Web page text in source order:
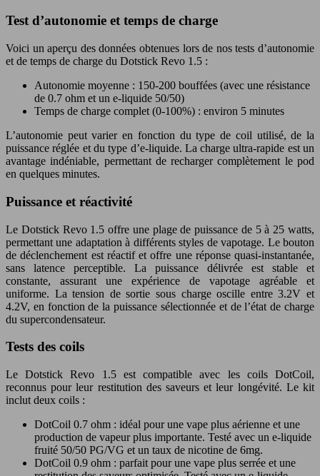
Test d’autonomie et temps de charge
Voici un aperçu des données obtenues lors de nos tests d’autonomie
et de temps de charge du Dotstick Revo 1.5 :
Autonomie moyenne : 150-200 bouffées (avec une résistance
de 0.7 ohm et un e-liquide 50/50)
Temps de charge complet (0-100%) : environ 5 minutes
L’autonomie peut varier en fonction du type de coil utilisé, de la
puissance réglée et du type d’e-liquide. La charge ultra-rapide est un
avantage indéniable, permettant de recharger complètement le pod
en quelques minutes.
Puissance et réactivité
Le Dotstick Revo 1.5offre une plage de puissance de 5 à 25 watts,
permettant une adaptation à différents styles de vapotage. Le bouton
de déclenchement est réactif et offre une réponse quasi-instantanée,
sans latence perceptible. La puissance délivrée est stable et
constante, assurant une expérience de vapotage agréable et
uniforme. La tension de sortie sous charge oscille entre 3.2V et
4.2V, en fonction de la puissance sélectionnée et de l’état de charge
du supercondensateur.
Tests des coils
LeDotstick Revo 1.5 est compatible avec les coils DotCoil,
reconnus pour leur restitution des saveurs et leur longévité. Le kit
inclut deux coils :
DotCoil 0.7 ohm : idéal pour une vape plus aérienne et une
production de vapeur plus importante. Testé avec un e-liquide
fruité 50/50 PG/VG et un taux de nicotine de 6mg.
DotCoil 0.9 ohm : parfait pour une vape plus serrée et une